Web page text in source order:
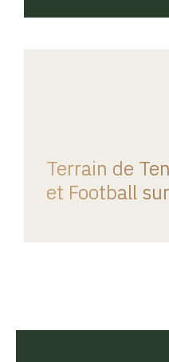
Terrain de
et Football